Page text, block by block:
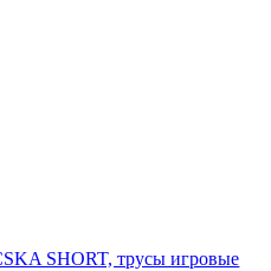
SHORT, трусы игровые